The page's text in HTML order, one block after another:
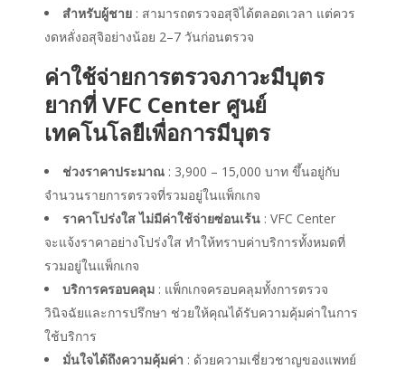
สำหรับผู้ชาย : สามารถตรวจอสุจิได้ตลอดเวลา แต่ควร
งดหลั่งอสุจิอย่างน้อย 2–7 วันก่อนตรวจ
ค่าใช้จ่ายการตรวจภาวะมีบุตร
ยากที่ VFC Center ศูนย์
เทคโนโลยีเพื่อการมีบุตร
ช่วงราคาประมาณ : 3,900 – 15,000 บาท ขึ้นอยู่กับ
จำนวนรายการตรวจที่รวมอยู่ในแพ็กเกจ
ราคาโปร่งใส ไม่มีค่าใช้จ่ายซ่อนเร้น : VFC Center
จะแจ้งราคาอย่างโปร่งใส ทำให้ทราบค่าบริการทั้งหมดที่
รวมอยู่ในแพ็กเกจ
บริการครอบคลุม : แพ็กเกจครอบคลุมทั้งการตรวจ
วินิจฉัยและการปรึกษา ช่วยให้คุณได้รับความคุ้มค่าในการ
ใช้บริการ
มั่นใจได้ถึงความคุ้มค่า : ด้วยความเชี่ยวชาญของแพทย์